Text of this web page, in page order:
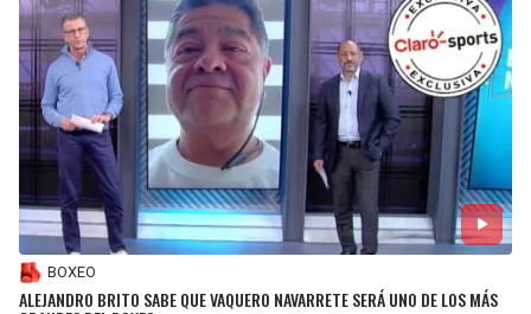
BOXEO
ALEJANDRO BRITO SABE QUE VAQUERO NAVARRETE SERÁ UNO DE LOS MÁS